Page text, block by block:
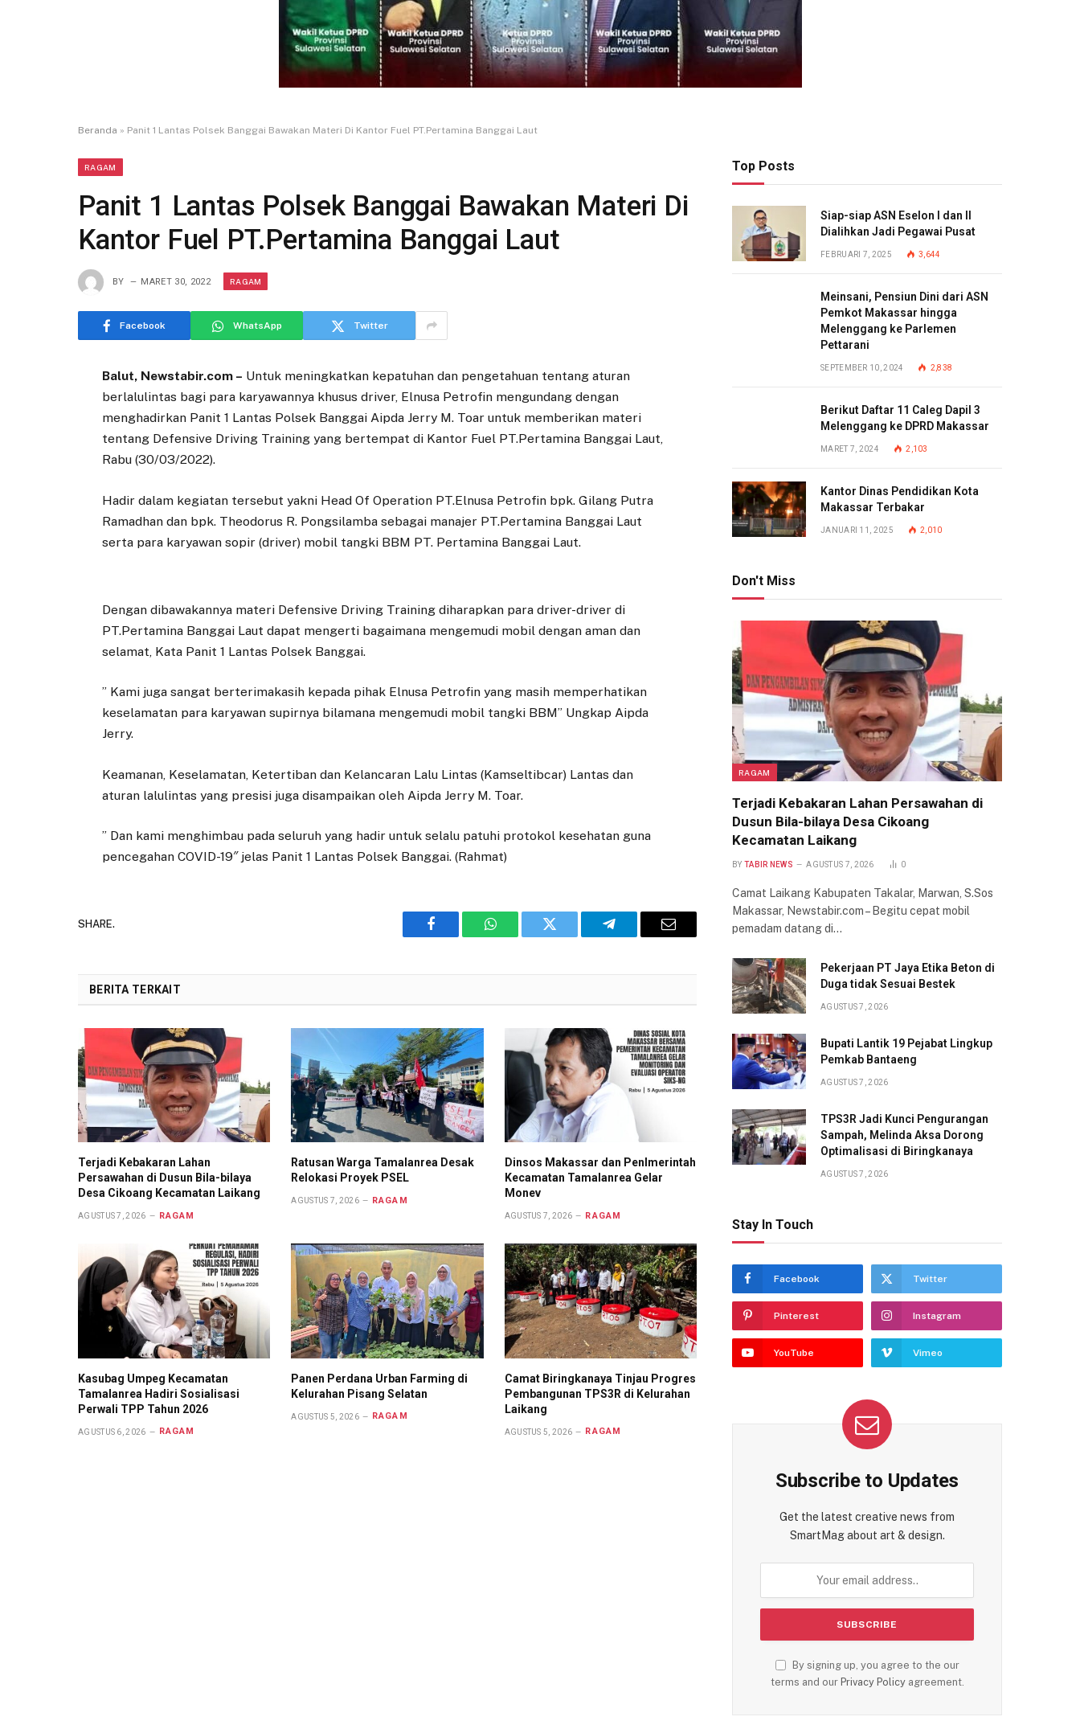
Beranda » Panit 1 Lantas Polsek Banggai Bawakan Materi Di Kantor Fuel PT.Pertamina Banggai Laut
RAGAM
Panit 1 Lantas Polsek Banggai Bawakan Materi Di
Kantor Fuel PT.Pertamina Banggai Laut
BY MARET 30, 2022 RAGAM
Facebook WhatsApp Twitter
Balut, Newstabir.com – Untuk meningkatkan kepatuhan dan pengetahuan tentang aturan
berlalulintas bagi para karyawannya khusus driver, Elnusa Petrofin mengundang dengan
menghadirkan Panit 1 Lantas Polsek Banggai Aipda Jerry M. Toar untuk memberikan materi
tentang Defensive Driving Training yang bertempat di Kantor Fuel PT.Pertamina Banggai Laut,
Rabu (30/03/2022).
Hadir dalam kegiatan tersebut yakni Head Of Operation PT.Elnusa Petrofin bpk. Gilang Putra
Ramadhan dan bpk. Theodorus R. Pongsilamba sebagai manajer PT.Pertamina Banggai Laut
serta para karyawan sopir (driver) mobil tangki BBM PT. Pertamina Banggai Laut.
Dengan dibawakannya materi Defensive Driving Training diharapkan para driver-driver di
PT.Pertamina Banggai Laut dapat mengerti bagaimana mengemudi mobil dengan aman dan
selamat, Kata Panit 1 Lantas Polsek Banggai.
” Kami juga sangat berterimakasih kepada pihak Elnusa Petrofin yang masih memperhatikan
keselamatan para karyawan supirnya bilamana mengemudi mobil tangki BBM” Ungkap Aipda
Jerry.
Keamanan, Keselamatan, Ketertiban dan Kelancaran Lalu Lintas (Kamseltibcar) Lantas dan
aturan lalulintas yang presisi juga disampaikan oleh Aipda Jerry M. Toar.
” Dan kami menghimbau pada seluruh yang hadir untuk selalu patuhi protokol kesehatan guna
pencegahan COVID-19″ jelas Panit 1 Lantas Polsek Banggai. (Rahmat)
SHARE.
Facebook WhatsAppTwitter Telegram Email
BERITA TERKAIT
Terjadi Kebakaran Lahan
Persawahan di Dusun Bila-bilaya
Desa Cikoang Kecamatan Laikang
AGUSTUS 7, 2026 RAGAM
Ratusan Warga Tamalanrea Desak
Relokasi Proyek PSEL
AGUSTUS 7, 2026 RAGAM
Dinsos Makassar dan Penlmerintah
Kecamatan Tamalanrea Gelar
Monev
AGUSTUS 7, 2026 RAGAM
Kasubag Umpeg Kecamatan
Tamalanrea Hadiri Sosialisasi
Perwali TPP Tahun 2026
AGUSTUS 6, 2026 RAGAM
Panen Perdana Urban Farming di
Kelurahan Pisang Selatan
AGUSTUS 5, 2026 RAGAM
Camat Biringkanaya Tinjau Progres
Pembangunan TPS3R di Kelurahan
Laikang
AGUSTUS 5, 2026 RAGAM
Top Posts
Siap-siap ASN Eselon I dan II
Dialihkan Jadi Pegawai Pusat
FEBRUARI 7, 2025 3,644
Meinsani, Pensiun Dini dari ASN
Pemkot Makassar hingga
Melenggang ke Parlemen
Pettarani
SEPTEMBER 10, 2024 2,838
Berikut Daftar 11 Caleg Dapil 3
Melenggang ke DPRD Makassar
MARET 7, 2024 2,103
Kantor Dinas Pendidikan Kota
Makassar Terbakar
JANUARI 11, 2025 2,010
Don't Miss
RAGAM
Terjadi Kebakaran Lahan Persawahan di
Dusun Bila-bilaya Desa Cikoang
Kecamatan Laikang
BY TABIR NEWS AGUSTUS 7, 2026 0
Camat Laikang Kabupaten Takalar, Marwan, S.Sos
Makassar, Newstabir.com – Begitu cepat mobil
pemadam datang di…
Pekerjaan PT Jaya Etika Beton di
Duga tidak Sesuai Bestek
AGUSTUS 7, 2026
Bupati Lantik 19 Pejabat Lingkup
Pemkab Bantaeng
AGUSTUS 7, 2026
TPS3R Jadi Kunci Pengurangan
Sampah, Melinda Aksa Dorong
Optimalisasi di Biringkanaya
AGUSTUS 7, 2026
Stay In Touch
Facebook Twitter
Pinterest Instagram
YouTube Vimeo
Subscribe to Updates
Get the latest creative news from
SmartMag about art & design.
By signing up, you agree to the our
terms and our Privacy Policyagreement.